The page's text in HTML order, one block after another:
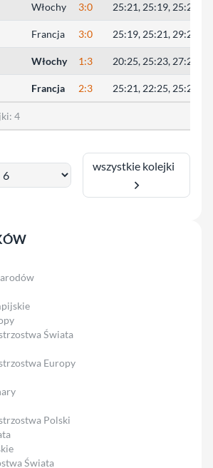
Włochy 3:0 25:21, 25:19, 25:21
Francja 3:0 25:19, 25:21, 29:27
Włochy 1:3 20:25, 25:23, 27:29,
Francja 2:3 25:21, 22:25, 25:23,
4
wszystkie kolejki
Świata
Europy
Polski
Świata